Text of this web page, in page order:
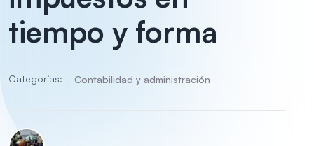
tiempo y forma
Categorías: Contabilidad y administración